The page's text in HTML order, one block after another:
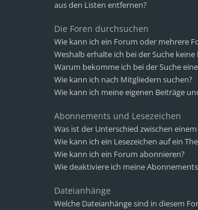
aus den Listen entfernen?
Die Foren durchsuchen
Wie kann ich ein Forum oder mehrere
Weshalb erhalte ich bei der Suche keine
Warum bekomme ich bei der Suche
Wie kann ich nach Mitgliedern suchen?
Wie kann ich meine eigenen Beiträge
Abonnements und Lesezeichen
Was ist der Unterschied zwischen
Wie kann ich ein Lesezeichen auf ein
Wie kann ich ein Forum abonnieren?
Wie deaktiviere ich meine
Dateianhänge
Welche Dateianhänge sind in diesem